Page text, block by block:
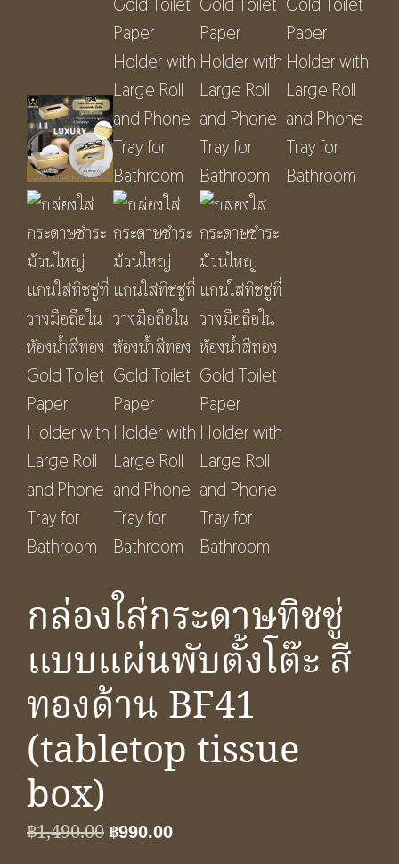
กล่องใส่กระดาษทิชชู่
แบบแผ่นพับตั้งโต๊ะ สี
ทองด้าน BF41
(tabletop tissue
box)
฿1,490.00Original
฿990.00Current